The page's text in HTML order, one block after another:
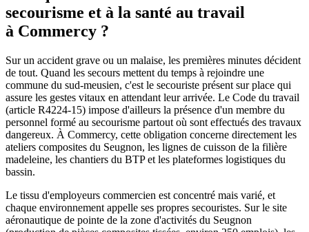
secourisme et à la santé au travail
à Commercy ?
Sur un accident grave ou un malaise, les premières minutes décident
de tout. Quand les secours mettent du temps à rejoindre une
commune du sud-meusien, c'est le secouriste présent sur place qui
assure les gestes vitaux en attendant leur arrivée. Le Code du travail
(article R4224-15) impose d'ailleurs la présence d'un membre du
personnel formé au secourisme partout où sont effectués des travaux
dangereux. À Commercy, cette obligation concerne directement les
ateliers composites du Seugnon, les lignes de cuisson de la filière
madeleine, les chantiers du BTP et les plateformes logistiques du
bassin.
Le tissu d'employeurs commercien est concentré mais varié, et
chaque environnement appelle ses propres secouristes. Sur le site
aéronautique de pointe de la zone d'activités du Seugnon